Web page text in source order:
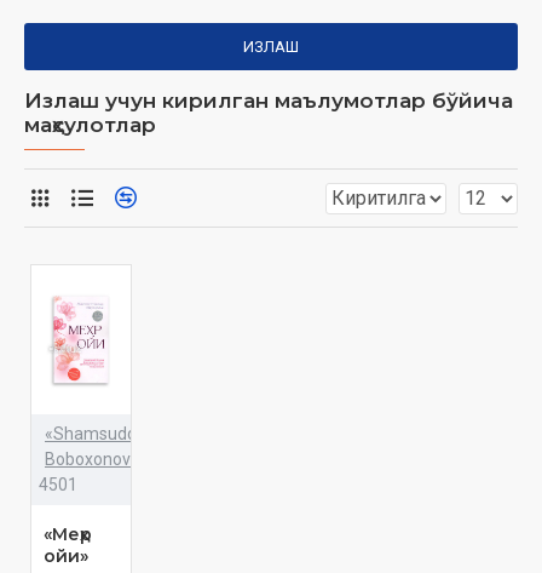
ИЗЛАШ
Излаш учун кирилган маълумотлар бўйича
маҳсулотлар
«Shamsuddinxon
Boboxonov»
4501
«Меҳр
ойи»